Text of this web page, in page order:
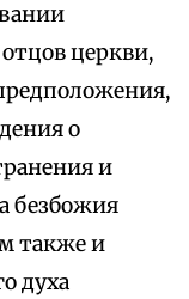
церкви,
о
и
безбожия
также и
духа